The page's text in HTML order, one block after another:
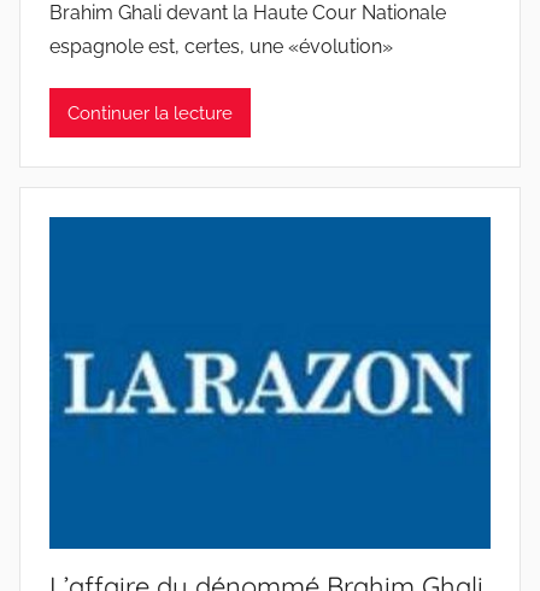
Brahim Ghali devant la Haute Cour Nationale
espagnole est, certes, une «évolution»
Continuer la lecture